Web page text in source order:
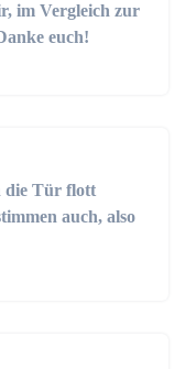
im Vergleich zur
euch!
die Tür flott
auch, also